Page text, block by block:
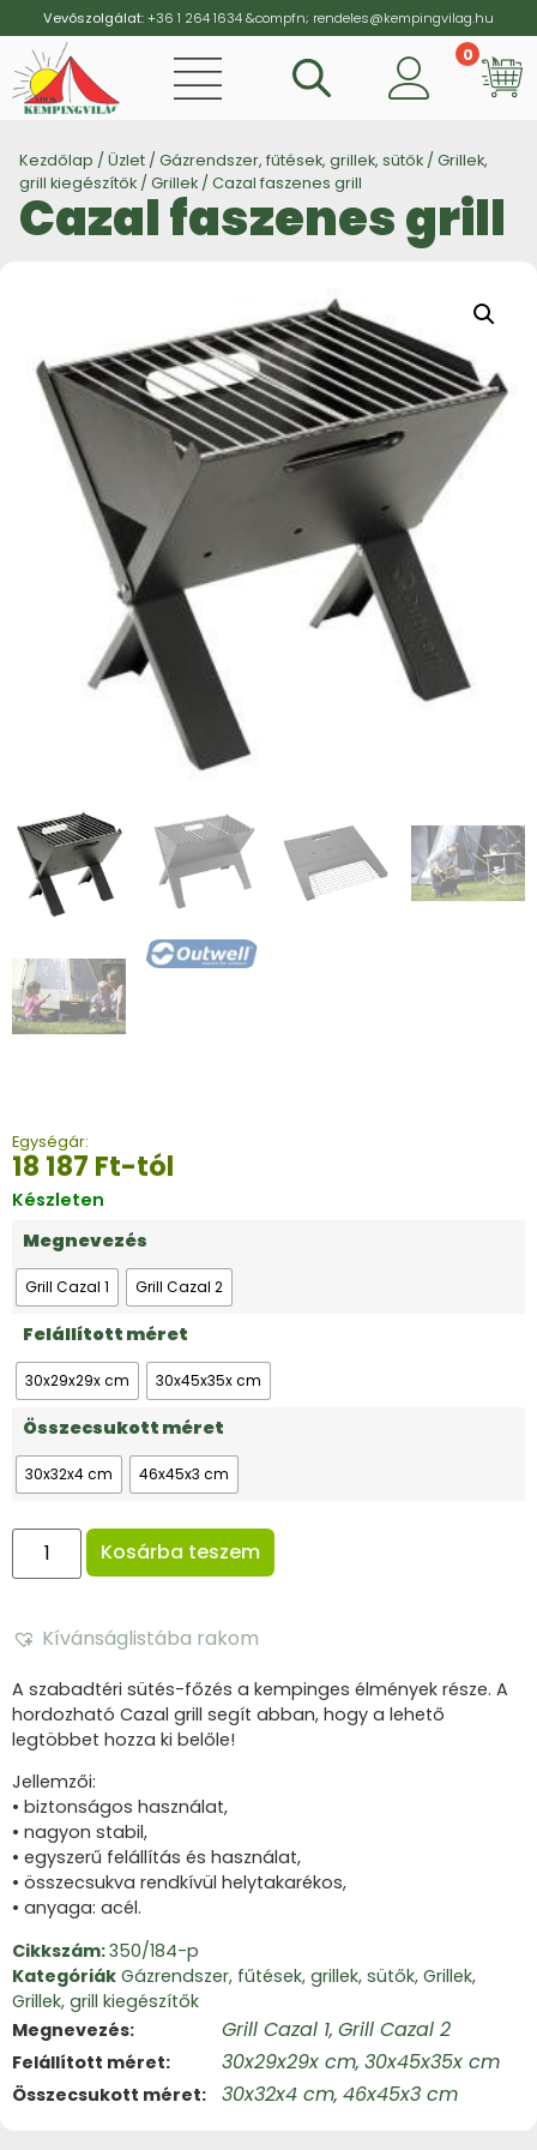
Vevőszolgálat:+36 1 264 1634&compfn; rendeles@kempingvilag.hu
0
Kezdőlap / Üzlet / Gázrendszer, fűtések, grillek, sütők / Grillek,
grill kiegészítők / Grillek / Cazal faszenes grill
Cazal faszenes grill
Egységár:
18 187 Ft-tól
Készleten
Megnevezés
Grill Cazal 1 Grill Cazal 2
Felállított méret
30x29x29x cm 30x45x35x cm
Összecsukott méret
30x32x4 cm 46x45x3 cm
Kosárba teszem
Kívánságlistába rakom
A szabadtéri sütés-főzés a kempinges élmények része. A
hordozható Cazal grill segít abban, hogy a lehető
legtöbbet hozza ki belőle!
Jellemzői:
• biztonságos használat,
• nagyon stabil,
• egyszerű felállítás és használat,
• összecsukva rendkívül helytakarékos,
• anyaga: acél.
Cikkszám:350/184-p
Kategóriák Gázrendszer, fűtések, grillek, sütők, Grillek,
Grillek, grill kiegészítők
Megnevezés
Grill Cazal 1, Grill Cazal 2
Felállított méret 30x29x29x cm, 30x45x35x cm
Összecsukott méret 30x32x4 cm, 46x45x3 cm